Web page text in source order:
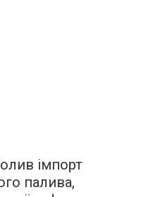
імпорт
палива,